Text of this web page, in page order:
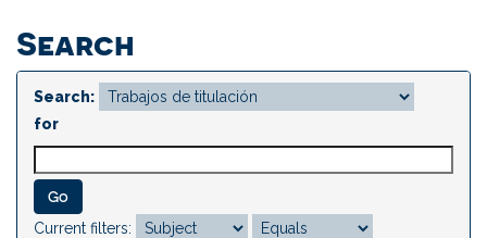
Search
Search:
for
Current filters: